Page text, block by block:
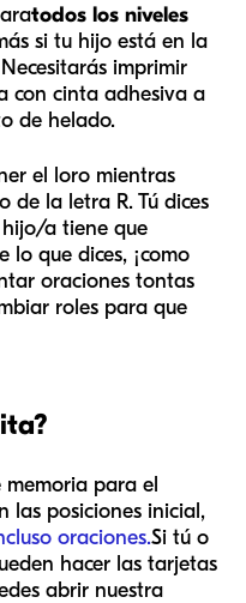
todos los niveles
si tu hijo está en la
imprimir
con cinta adhesiva a
de helado.
el loro mientras
de la letra R. Tú dices
a tiene que
lo que dices, ¡como
oraciones tontas
roles para que
memoria para el
las posiciones inicial,
oraciones.Si tú o
hacer las tarjetas
abrir nuestra